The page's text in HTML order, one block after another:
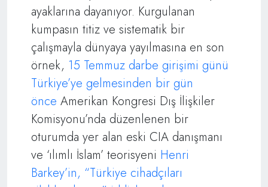
ayaklarına dayanıyor. Kurgulanan
kumpasın titiz ve sistematik bir
çalışmayla dünyaya yayılmasına en son
örnek, 15 Temmuz darbe girişimi günü
Türkiye’ye gelmesinden bir gün
önce Amerikan Kongresi Dış İlişkiler
Komisyonu’nda düzenlenen bir
oturumda yer alan eski CIA danışmanı
ve ‘ılımlı İslam’ teorisyeni Henri
Barkey’in, “Türkiye cihadçıları